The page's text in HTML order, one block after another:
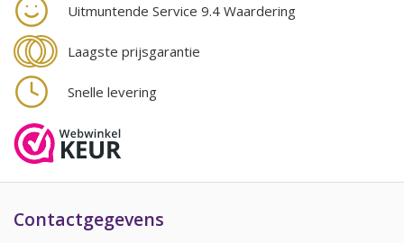
Uitmuntende Service 9.4 Waardering
Laagste prijsgarantie
Snelle levering
Contactgegevens